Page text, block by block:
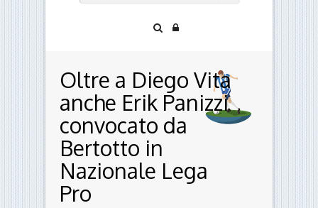
Oltre a Diego Vita
anche Erik Panizzi
convocato da
Bertotto in
Nazionale Lega
Pro